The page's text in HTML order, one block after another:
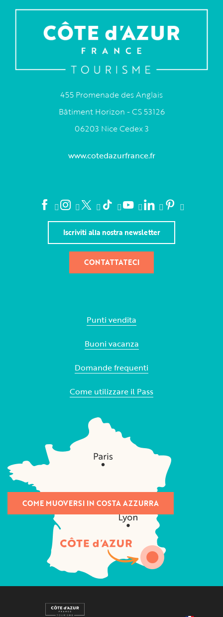
455 Promenade des Anglais
Bâtiment Horizon - CS 53126
06203 Nice Cedex 3
www.cotedazurfrance.fr
Iscriviti alla nostra newsletter
CONTATTATECI
Punti vendita
Buoni vacanza
Domande frequenti
Come utilizzare il Pass
COME MUOVERSI IN COSTA AZZURRA